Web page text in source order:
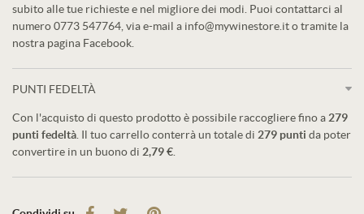
subito alle tue richieste e nel migliore dei modi. Puoi contattarci al
numero 0773 547764, via e-mail a info@mywinestore.it o tramite la
nostra pagina Facebook.
PUNTI FEDELTÀ
Con l'acquisto di questo prodotto è possibile raccogliere fino a 279
punti fedeltà . Il tuo carrello conterrà un totale di 279 punti da poter
convertire in un buono di 2,79 €